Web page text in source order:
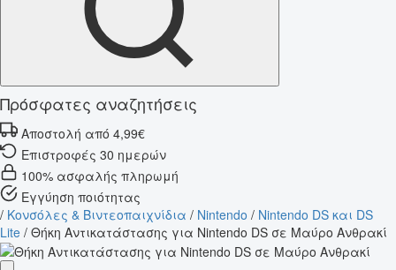
Πρόσφατες αναζητήσεις
Αποστολή από 4,99€
Επιστροφές 30 ημερών
100% ασφαλής πληρωμή
Εγγύηση ποιότητας
/ Κονσόλες & Βιντεοπαιχνίδια / Nintendo / Nintendo DS και DS
Lite / Θήκη Αντικατάστασης για Nintendo DS σε Μαύρο Ανθρακί